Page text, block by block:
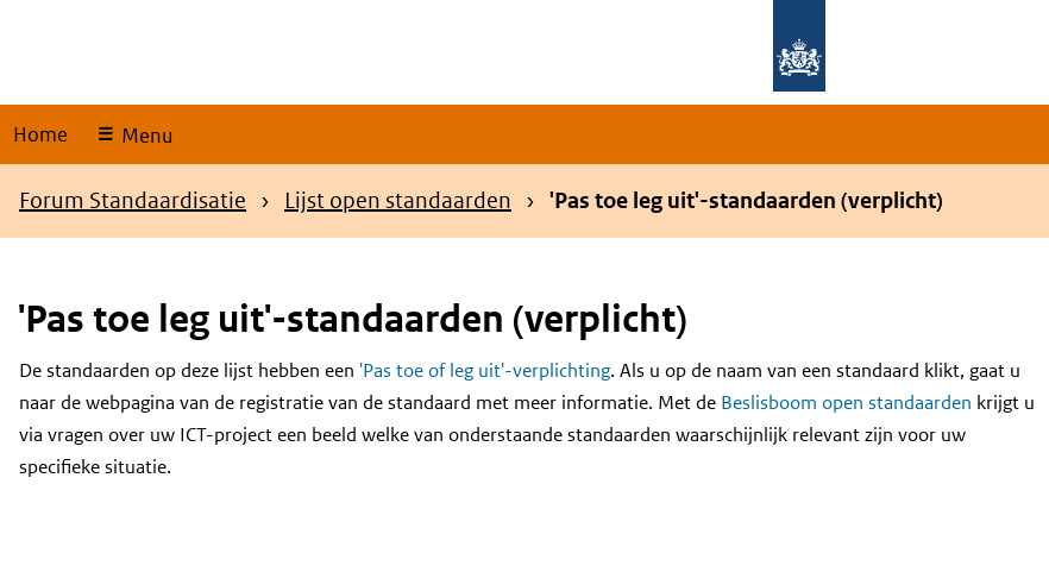
Home Menu
Kruimelpad
Forum Standaardisatie Lijst open standaarden 'Pas toe leg uit'-standaarden (verplicht)
'Pas toe leg uit'-standaarden (verplicht)
Content
De standaarden op deze lijst hebben een 'Pas toe of leg uit'-verplichting. Als u op de naam van een standaard klikt, gaat u
naar de webpagina van de registratie van de standaard met meer informatie. Met de Beslisboom open standaarden krijgt u
via vragen over uw ICT-project een beeld welke van onderstaande standaarden waarschijnlijk relevant zijn voor uw
specifieke situatie.